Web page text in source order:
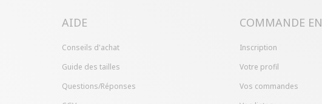
AIDE
Conseils d'achat
Guide des tailles
Questions/Réponses
COMMANDE
Inscription
Votre profil
Vos commandes